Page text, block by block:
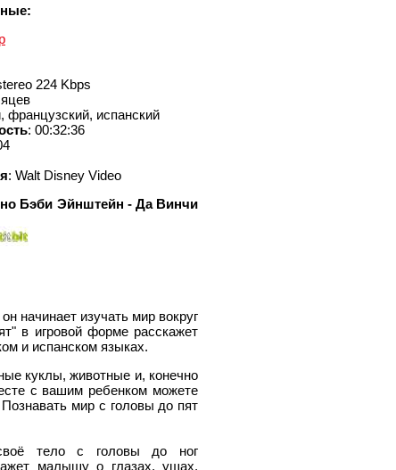
224 Kbps
французский, испанский
: 00:32:36
: Walt Disney Video
Бэби Эйнштейн - Да Винчи
начинает изучать мир вокруг
в игровой форме расскажет
и испанском языках.
куклы, животные и, конечно
с вашим ребенком можете
мир с головы до пят
тело с головы до ног
малышу о глазах, ушах,